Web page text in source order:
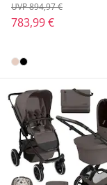
783,99 €
UVP 894,97 €